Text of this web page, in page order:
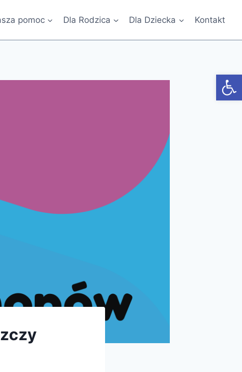
pomoc Dla Rodzica Dla Dziecka Kontakt